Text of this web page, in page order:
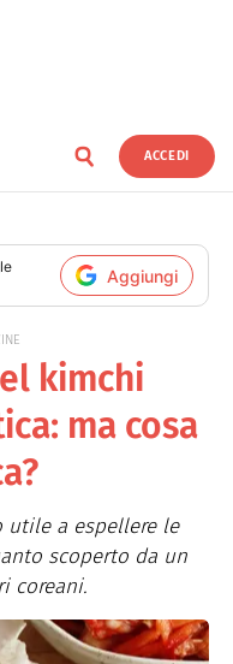
ACCEDI
Aggiungi
kimchi
ma cosa
utile a espellere le
scoperto da un
coreani.